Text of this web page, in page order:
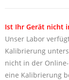
Ist Ihr Gerät nicht
Unser Labor
Kalibrierung
nicht in der
eine Kalibrierung